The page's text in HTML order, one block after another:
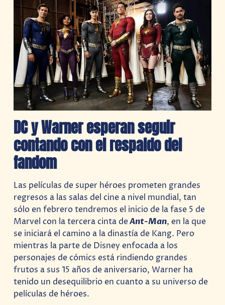
DC y Warner esperan seguir
contando con el respaldo del
fandom
Las películas de super héroes prometen grandes
regresos a las salas del cine a nivel mundial, tan
sólo en febrero tendremos el inicio de la fase 5 de
Marvel con la tercera cinta deAnt-Man, en la que
se iniciará el camino a la dinastía de Kang. Pero
mientras la parte de Disney enfocada a los
personajes de cómics está rindiendo grandes
frutos a sus 15 años de aniversario, Warner ha
tenido un desequilibrio en cuanto a su universo de
películas de héroes.